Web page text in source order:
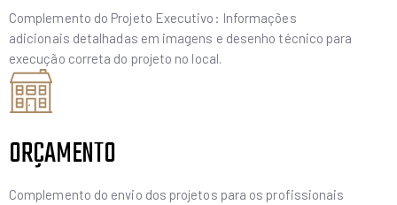
Complemento do Projeto Executivo: Informações
adicionais detalhadas em imagens e desenho técnico para
execução correta do projeto no local.
ORÇAMENTO
Complemento do envio dos projetos para os profissionais